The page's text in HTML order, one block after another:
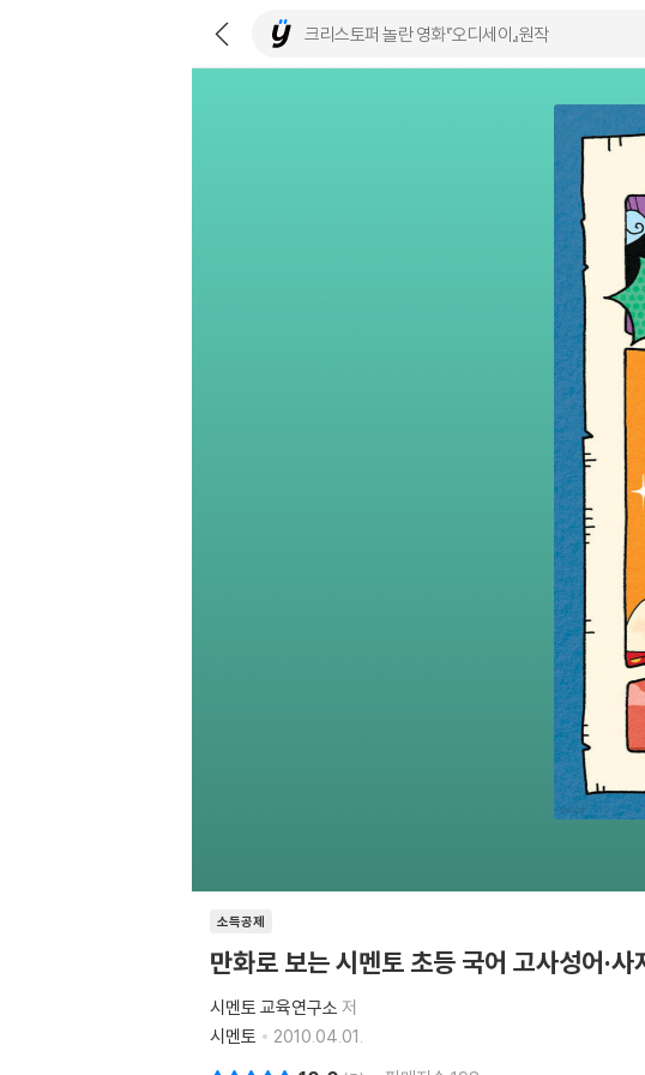
소득공제
만화로 보는 시멘토 초등 국어 고사성어·
시멘토 교육연구소 저
시멘토
2010.04.01.